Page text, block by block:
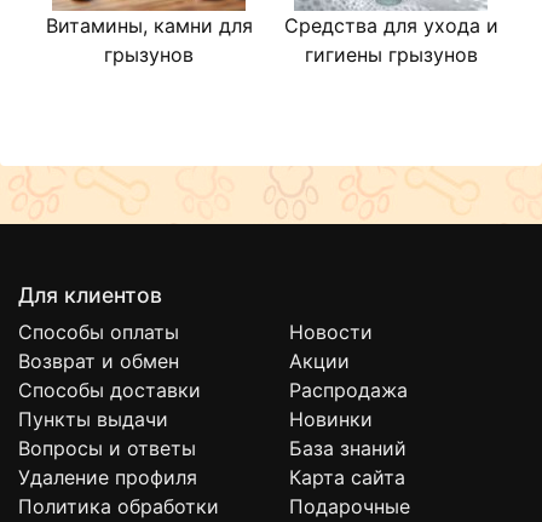
Витамины, камни для
грызунов
Средства для ухода и
гигиены грызунов
Для клиентов
Способы оплаты
Возврат и обмен
Способы доставки
Пункты выдачи
Вопросы и ответы
Удаление профиля
Политика обработки
Новости
Акции
Распродажа
Новинки
База знаний
Карта сайта
Подарочные